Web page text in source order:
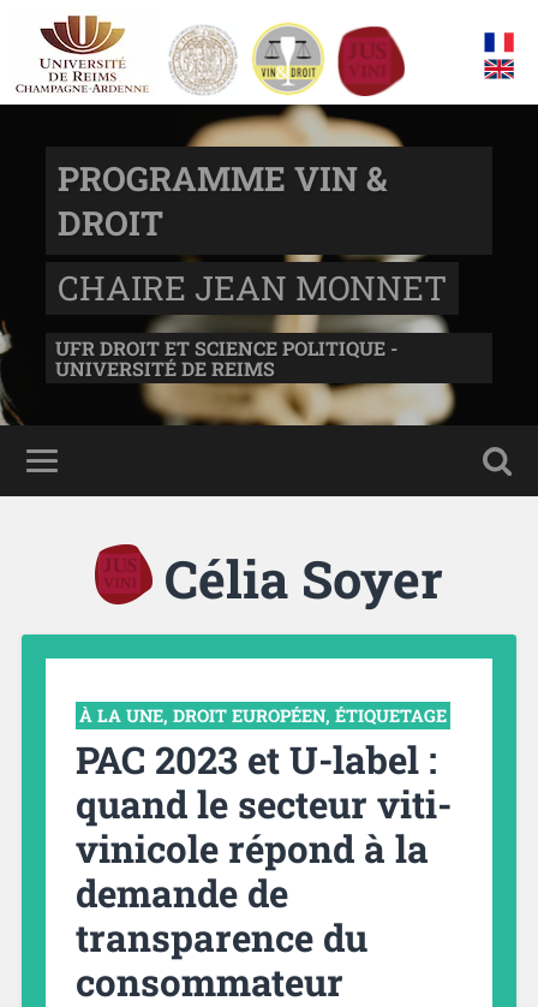
PROGRAMME VIN &
DROIT
CHAIRE JEAN MONNET
UFR DROIT ET SCIENCE POLITIQUE -
UNIVERSITÉ DE REIMS
Célia Soyer
À LA UNE, DROIT EUROPÉEN, ÉTIQUETAGE
PAC 2023 et U-label :
quand le secteur viti-
vinicole répond à la
demande de
transparence du
consommateur